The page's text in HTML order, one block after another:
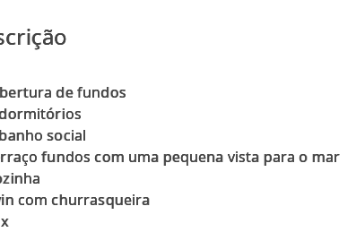
de fundos
social
fundos com uma pequena vista para o mar
com churrasqueira